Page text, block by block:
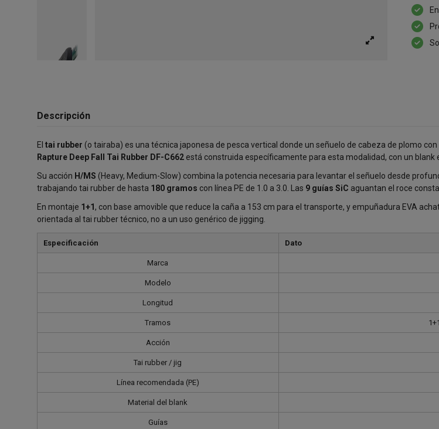
Descripción
El tai rubber (o tairaba) es una técnica japonesa de pesca vertical donde un señuelo de cabeza de plomo
Rapture Deep Fall Tai Rubber DF-C662está construida específicamente para esta modalidad, con un blank
Su acción H/MS (Heavy, Medium-Slow) combina la potencia necesaria para levantar el señuelo desde
trabajando tai rubber de hasta 180 gramos con línea PE de 1.0 a 3.0. Las 9 guías SiC aguantan el roce
En montaje 1+1, con base amovible que reduce la caña a 153 cm para el transporte, y empuñadura EVA
orientada al tai rubber técnico, no a un uso genérico de jigging.
Especificación Dato
Marca
Modelo
Longitud
Tramos
Acción
Tai rubber / jig
Línea recomendada (PE)
Material del blank
Guías